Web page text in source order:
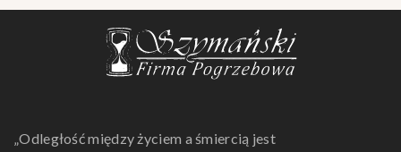
„Odległość między życiem a śmiercią jest